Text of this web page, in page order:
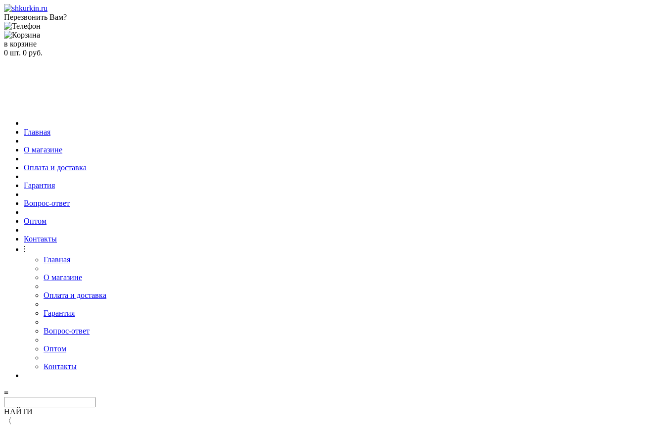
Перезвонить Вам?
в корзине
0 шт. 0 руб.
Главная
О магазине
Оплата и доставка
Гарантия
Вопрос-ответ
Оптом
Контакты
⫶
Главная
О магазине
Оплата и доставка
Гарантия
Вопрос-ответ
Оптом
Контакты
≡
НАЙТИ
〈